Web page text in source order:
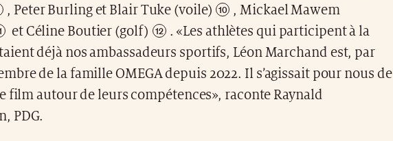
, Peter Burling et Blair Tuke (voile) ,Mickael Mawem
etCéline Boutier (golf)
. «Les athlètes qui participent à la
déjà nos ambassadeurs sportifs, Léon Marchand est, par
de la famille OMEGA depuis 2022. Il s’agissait pour nous de
film autour de leurs compétences», raconte Raynald
PDG.